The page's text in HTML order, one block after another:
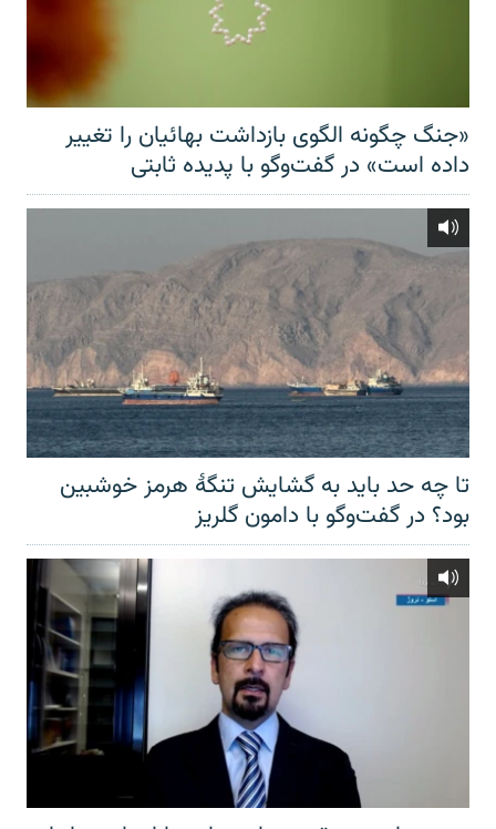
«جنگ چگونه الگوی بازداشت بهائیان را تغییر
داده است» در گفت‌وگو با پدیده ثابتی
تا چه حد باید به گشایش تنگهٔ هرمز خوشبین
بود؟ در گفت‌وگو با دامون گلریز